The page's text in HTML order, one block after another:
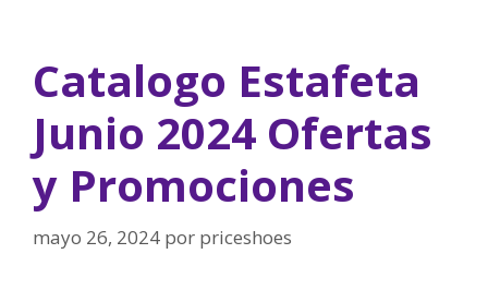
Catalogo Estafeta
Junio 2024 Ofertas
y Promociones
mayo 26, 2024 por priceshoes